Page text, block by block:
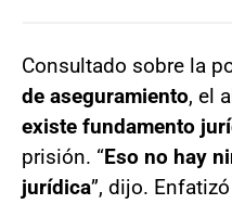
Consultado sobre la
de aseguramiento, el
existe fundamento
prisión. “Eso no hay
jurídica”, dijo.